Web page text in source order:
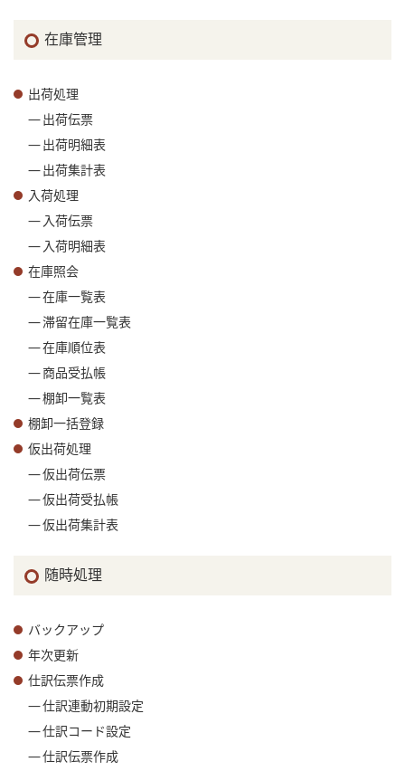
在庫管理
出荷処理
出荷伝票
出荷明細表
出荷集計表
入荷処理
入荷伝票
入荷明細表
在庫照会
在庫一覧表
滞留在庫一覧表
在庫順位表
商品受払帳
棚卸一覧表
棚卸一括登録
仮出荷処理
仮出荷伝票
仮出荷受払帳
仮出荷集計表
随時処理
バックアップ
年次更新
仕訳伝票作成
仕訳連動初期設定
仕訳コード設定
仕訳伝票作成